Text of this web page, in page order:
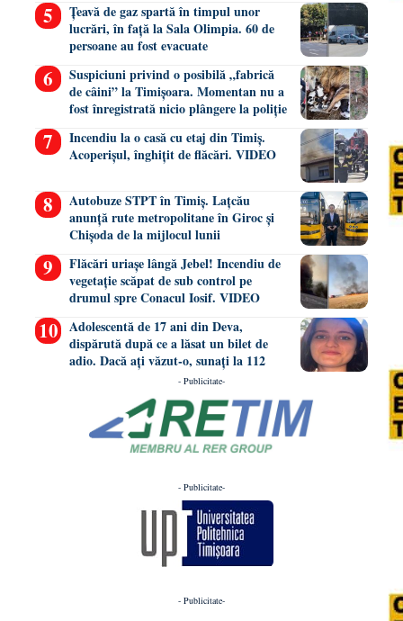
Țeavă de gaz spartă în timpul unor
lucrări, în față la Sala Olimpia. 60 de
persoane au fost evacuate
Suspiciuni privind o posibilă „fabrică
de câini” la Timișoara. Momentan nu a
fost înregistrată nicio plângere la poliție
Incendiu la o casă cu etaj din Timiș.
Acoperișul, înghițit de flăcări. VIDEO
Autobuze STPT în Timiș. Lațcău
anunță rute metropolitane în Giroc și
Chișoda de la mijlocul lunii
Flăcări uriașe lângă Jebel! Incendiu de
vegetație scăpat de sub control pe
drumul spre Conacul Iosif. VIDEO
Adolescentă de 17 ani din Deva,
dispărută după ce a lăsat un bilet de
adio. Dacă ați văzut-o, sunați la 112
- Publicitate-
- Publicitate-
- Publicitate-